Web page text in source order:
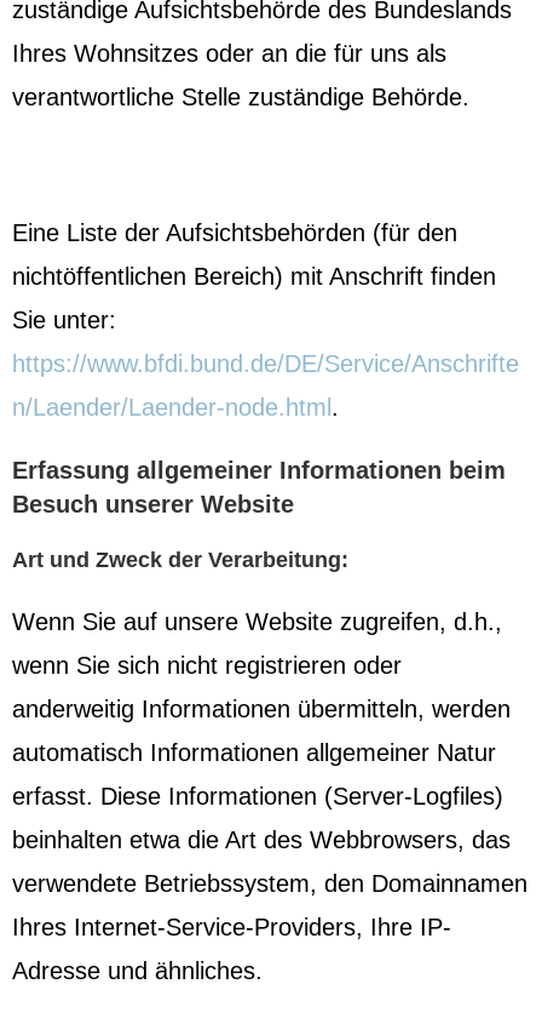
zuständige Aufsichtsbehörde des Bundeslands
Ihres Wohnsitzes oder an die für uns als
verantwortliche Stelle zuständige Behörde.
Eine Liste der Aufsichtsbehörden (für den
nichtöffentlichen Bereich) mit Anschrift finden
Sie unter:
https://www.bfdi.bund.de/DE/Service/Anschrifte
n/Laender/Laender-node.html .
Erfassung allgemeiner Informationen beim
Besuch unserer Website
Art und Zweck der Verarbeitung:
Wenn Sie auf unsere Website zugreifen, d.h.,
wenn Sie sich nicht registrieren oder
anderweitig Informationen übermitteln, werden
automatisch Informationen allgemeiner Natur
erfasst. Diese Informationen (Server-Logfiles)
beinhalten etwa die Art des Webbrowsers, das
verwendete Betriebssystem, den Domainnamen
Ihres Internet-Service-Providers, Ihre IP-
Adresse und ähnliches.